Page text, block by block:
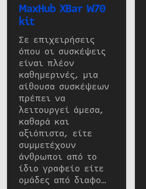
MaxHub XBar W70
kit
Σε επιχειρήσεις
όπου οι συσκέψεις
είναι πλέον
καθημερινές, μια
αίθουσα συσκέψεων
πρέπει να
λειτουργεί άμεσα,
καθαρά και
αξιόπιστα, είτε
συμμετέχουν
άνθρωποι από το
ίδιο γραφείο είτε
ομάδες από διαφο…